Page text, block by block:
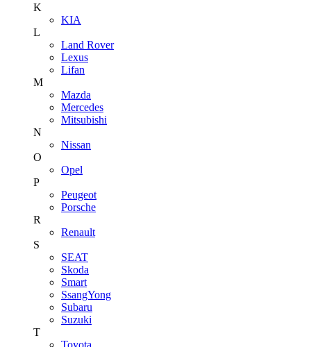
K
KIA
L
Land Rover
Lexus
Lifan
M
Mazda
Mercedes
Mitsubishi
N
Nissan
O
Opel
P
Peugeot
Porsche
R
Renault
S
SEAT
Skoda
Smart
SsangYong
Subaru
Suzuki
T
Toyota